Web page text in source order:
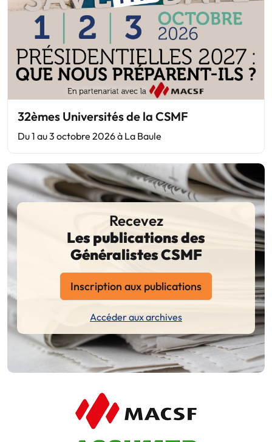
32èmes Universités de la CSMF
Du 1 au 3 octobre 2026 à La Baule
Recevez
Les publications des
Généralistes CSMF
Inscription aux publications
Accéder aux archives